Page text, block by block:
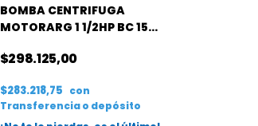
BOMBA CENTRIFUGA
MOTORARG 1 1/2HP BC 150
$298.125,00
$283.218,75 con
Transferencia o depósito